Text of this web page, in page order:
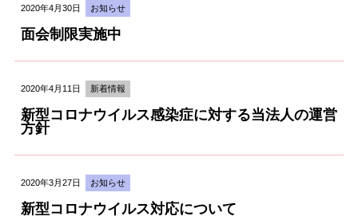
2020年4月30日 お知らせ
面会制限実施中
2020年4月11日 新着情報
新型コロナウイルス感染症に対する当法人の運営
方針
2020年3月27日 お知らせ
新型コロナウイルス対応について